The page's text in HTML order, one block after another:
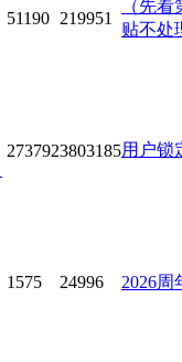
51190 219951
（先
贴不处
2737923803185用户锁
1575 24996 2026周